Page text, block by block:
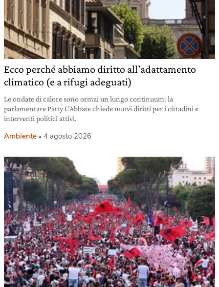
Ecco perché abbiamo diritto all’adattamento
climatico (e a rifugi adeguati)
Le ondate di calore sono ormai un lungo continuum: la
parlamentare Patty L’Abbate chiede nuovi diritti per i cittadini e
interventi politici attivi.
Ambiente 4 agosto 2026